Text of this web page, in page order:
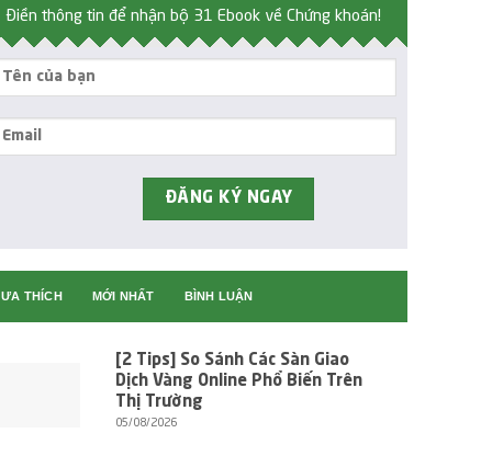
Điền thông tin để nhận bộ 31 Ebook về Chứng khoán!
ƯA THÍCH MỚI NHẤT BÌNH LUẬN
[2 Tips] So Sánh Các Sàn Giao
Dịch Vàng Online Phổ Biến Trên
Thị Trường
05/08/2026